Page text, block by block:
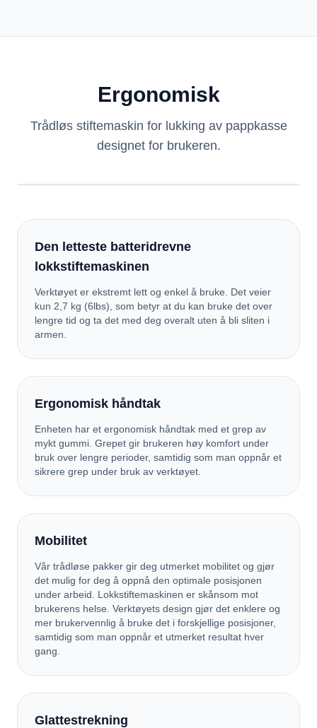
Ergonomisk
Trådløs stiftemaskin for lukking av pappkasse
designet for brukeren.
Den letteste batteridrevne
lokkstiftemaskinen
Verktøyet er ekstremt lett og enkel å bruke. Det veier
kun 2,7 kg (6lbs), som betyr at du kan bruke det over
lengre tid og ta det med deg overalt uten å bli sliten i
armen.
Ergonomisk håndtak
Enheten har et ergonomisk håndtak med et grep av
mykt gummi. Grepet gir brukeren høy komfort under
bruk over lengre perioder, samtidig som man oppnår et
sikrere grep under bruk av verktøyet.
Mobilitet
Vår trådløse pakker gir deg utmerket mobilitet og gjør
det mulig for deg å oppnå den optimale posisjonen
under arbeid. Lokkstiftemaskinen er skånsom mot
brukerens helse. Verktøyets design gjør det enklere og
mer brukervennlig å bruke det i forskjellige posisjoner,
samtidig som man oppnår et utmerket resultat hver
gang.
Glattestrekning